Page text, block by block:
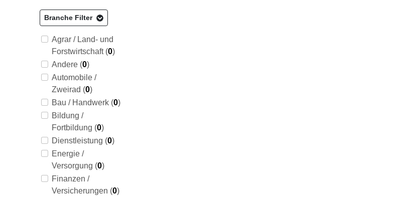
Branche Filter
Agrar / Land- und
Forstwirtschaft (0)
Andere (0)
Automobile /
Zweirad (0)
Bau / Handwerk (0)
Bildung /
Fortbildung (0)
Dienstleistung (0)
Energie /
Versorgung (0)
Finanzen /
Versicherungen (0)